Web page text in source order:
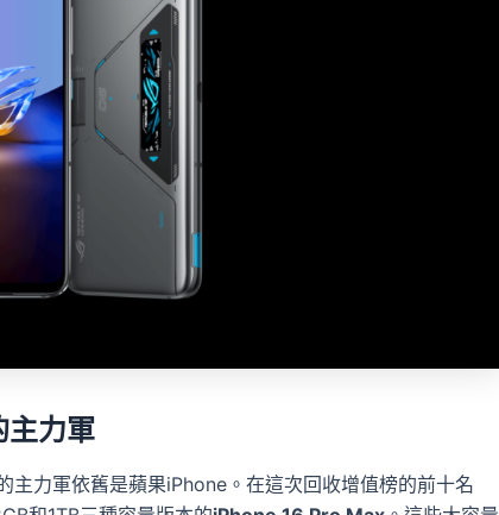
主力軍
主力軍依舊是蘋果iPhone。在這次回收增值榜的前十名